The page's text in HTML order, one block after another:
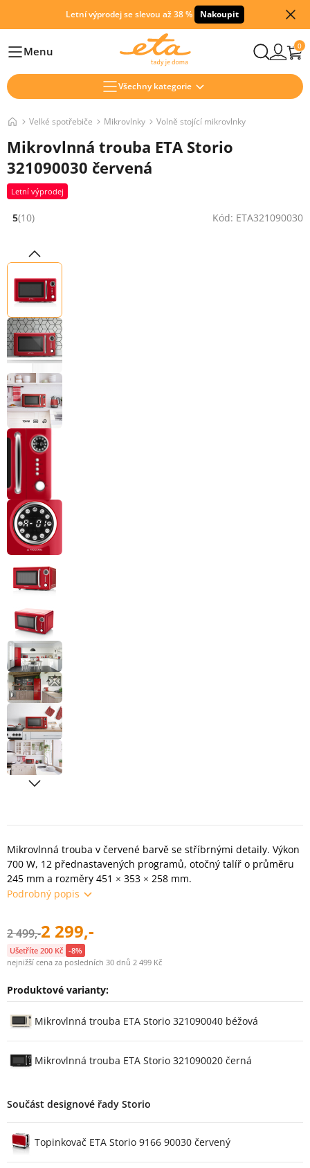
Letní výprodej se slevou až 38 % Nakoupit
HlavníMenu 0
Všechny kategorie
Velké spotřebiče Mikrovlnky Volně stojící mikrovlnky
Mikrovlnná trouba ETA Storio
321090030 červená
Letní výprodej
Hodnocení: 5 z 5 (10 recenzí)
5(10) Kód: ETA321090030
Mikrovlnná trouba v červené barvě se stříbrnými detaily. Výkon
700 W, 12 přednastavených programů, otočný talíř o průměru
245 mm a rozměry 451 × 353 × 258 mm.
Podrobný popis
2 499,-2 299,-
Ušetříte 200 Kč -8%
nejnižší cena za posledních 30 dnů 2 499 Kč
Produktové varianty:
Mikrovlnná trouba ETA Storio 321090040 béžová
Mikrovlnná trouba ETA Storio 321090020 černá
Součást designové řady Storio
Topinkovač ETA Storio 9166 90030 červený